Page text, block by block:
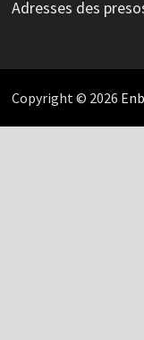
Adresses des
Copyright © 2026